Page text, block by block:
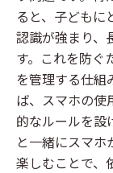
ると、子どもに
認識が強まり、
す。これを防ぐ
を管理する仕組
ば、スマホの使
的なルールを設
と一緒にスマ
楽しむことで、